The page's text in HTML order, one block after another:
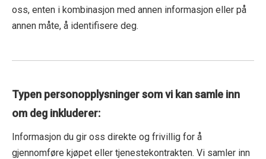
oss, enten i kombinasjon med annen informasjon eller på
annen måte, å identifisere deg.
Typen personopplysninger som vi kan samle inn
om deg inkluderer:
Informasjon du gir oss direkte og frivillig for å
gjennomføre kjøpet eller tjenestekontrakten. Vi samler inn